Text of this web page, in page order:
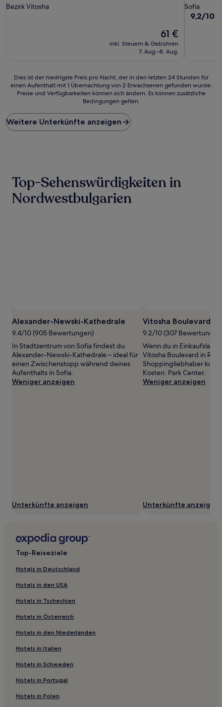
Sterne-
Bezirk Vitosha
Der
Preis
beträgt
61 €
inkl. Steuern & Gebühren
7. Aug.–8. Aug.
Sterne-
Sofia
9.2
9,2/10
Dies
ist
Preis
pro
Nacht,
24 Stunden
einen
Aufenthalt
zusätzliche
Bedingungen
gelten.
Dies ist der niedrigste Preis pro Nacht, der in den letzten 24 Stunden für
einen Aufenthalt mit 1 Übernachtung von 2 Erwachsenen gefunden wurde.
Preise und Verfügbarkeiten können sich ändern. Es können zusätzliche
Bedingungen gelten.
Weitere Unterkünfte anzeigen
Top-Sehenswürdigkeiten in
Nordwestbulgarien
Alexander-Newski-Kathedrale
9.4/10 (905 Bewertungen)
In Stadtzentrum von Sofia findest du
Alexander-Newski-Kathedrale – ideal für
einen Zwischenstopp während deines
Aufenthalts in Sofia.
Weniger anzeigen
Unterkünfte anzeigen
Vitosha Boulevard
9.2/10 (307
Wenn du in
Vitosha Boulevard in
Shoppingliebhaber
Kosten: Park Center.
Weniger anzeigen
Unterkünfte anzeigen
Top-Reiseziele
Hotels in Deutschland
Hotels in den USA
Hotels in Tschechien
Hotels in Österreich
Hotels in den Niederlanden
Hotels in Italien
Hotels in Schweden
Hotels in Portugal
Hotels in Polen